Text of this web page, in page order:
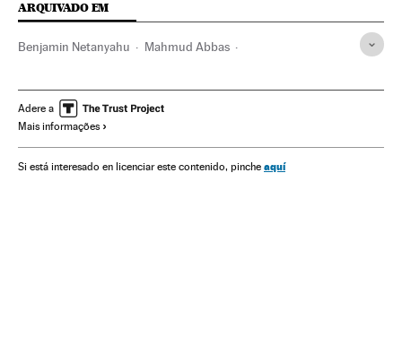
ARQUIVADO EM
Benjamin Netanyahu Mahmud Abbas
Israel Territórios palestinos
Conflitos fronteiriços
Oriente médio Política exterior Ásia Conflitos
Adere a
Mais informações
Si está interesado en licenciar este contenido, pinche aquí